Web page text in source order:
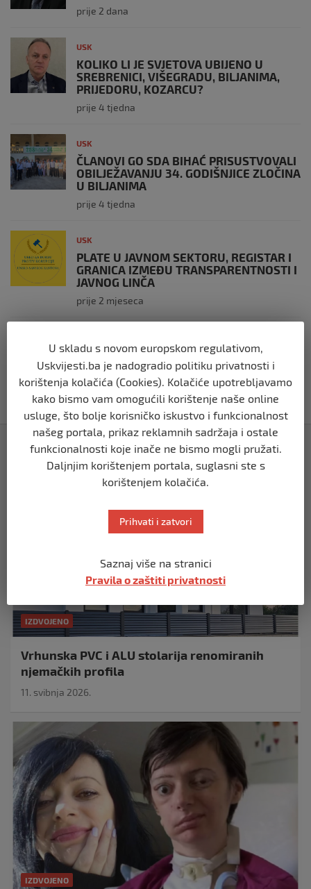
prije 2 dana
USK
KOLIKO LI JE SVJETOVA UBIJENO U
SREBRENICI, VIŠEGRADU, BILJANIMA,
PRIJEDORU, KOZARCU?
prije 4 tjedna
USK
ČLANOVI GO SDA BIHAĆ PRISUSTVOVALI
OBILJEŽAVANJU 34. GODIŠNJICE ZLOČINA
U BILJANIMA
prije 4 tjedna
USK
PLATE U JAVNOM SEKTORU, REGISTAR I
GRANICA IZMEĐU TRANSPARENTNOSTI I
JAVNOG LINČA
prije 2 mjeseca
OBILJEŽENE 34 GODINE OD PROGONA
MJEŠTANA I 31 GODINA OD
OSLOBOĐENJA RIPČA
prije 2 mjeseca
Izdvojeno
IZDVOJENO
Vrhunska PVC i ALU stolarija renomiranih
njemačkih profila
11. svibnja 2026.
IZDVOJENO
U skladu s novom europskom regulativom,
Uskvijesti.ba je nadogradio politiku privatnosti i
korištenja kolačića (Cookies). Kolačiće upotrebljavamo
kako bismo vam omogućili korištenje naše online
usluge, što bolje korisničko iskustvo i funkcionalnost
našeg portala, prikaz reklamnih sadržaja i ostale
funkcionalnosti koje inače ne bismo mogli pružati.
Daljnjim korištenjem portala, suglasni ste s
korištenjem kolačića.
Prihvati i zatvori
Saznaj više na stranici
Pravila o zaštiti privatnosti